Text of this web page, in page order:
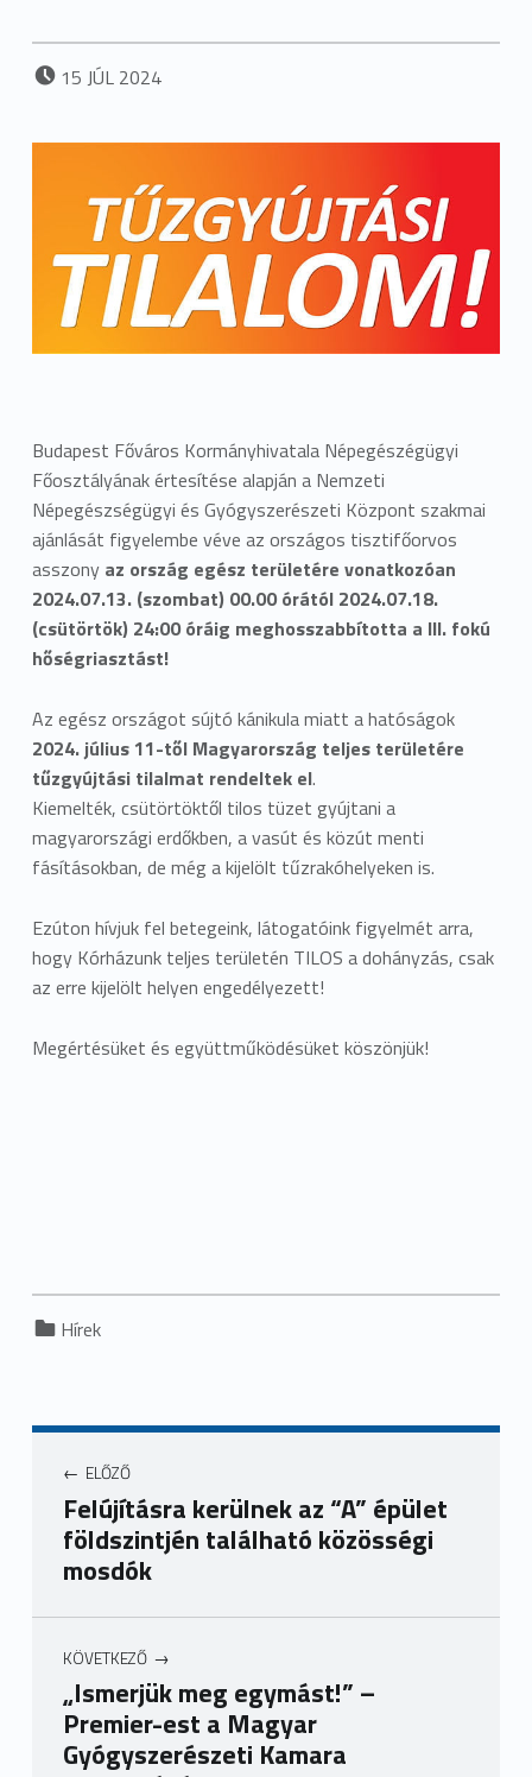
POSTED ON:
15 JÚL 2024
Budapest Főváros Kormányhivatala Népegészégügyi
Főosztályának értesítése alapján a Nemzeti
Népegészségügyi és Gyógyszerészeti Központ szakmai
ajánlását figyelembe véve az országos tisztifőorvos
asszony az ország egész területére vonatkozóan
2024.07.13. (szombat) 00.00 órától 2024.07.18.
(csütörtök) 24:00 óráig meghosszabbította a III. fokú
hőségriasztást!
Az egész országot sújtó kánikula miatt a hatóságok
2024. július 11-től Magyarország teljes területére
tűzgyújtási tilalmat rendeltek el.
Kiemelték, csütörtöktől tilos tüzet gyújtani a
magyarországi erdőkben, a vasút és közút menti
fásításokban, de még a kijelölt tűzrakóhelyeken is.
Ezúton hívjuk fel betegeink, látogatóink figyelmét arra,
hogy Kórházunk teljes területén TILOS a dohányzás, csak
az erre kijelölt helyen engedélyezett!
Megértésüket és együttműködésüket köszönjük!
Categorized in:
Hírek
ELŐZŐ
Felújításra kerülnek az “A” épület
földszintjén található közösségi
mosdók
KÖVETKEZŐ
„Ismerjük meg egymást!” –
Premier-est a Magyar
Gyógyszerészeti Kamara